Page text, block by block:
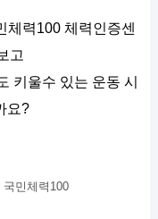
체력100 체력인증센
고
키울수 있는 운동 시
요?
민체력100